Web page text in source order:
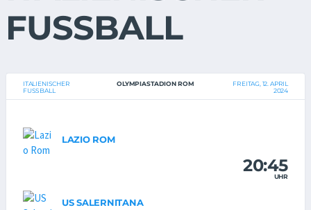
FUSSBALL
ITALIENISCHER
FUSSBALL
OLYMPIASTADION ROM
FREITAG, 12. APRIL
2024
LAZIO ROM
20:45
UHR
US SALERNITANA